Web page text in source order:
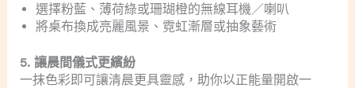
選擇粉藍、薄荷綠或珊瑚橙的無線耳機／喇叭
將桌布換成亮麗風景、霓虹漸層或抽象藝術
5. 讓晨間儀式更繽紛
一抹色彩即可讓清晨更具靈感，助你以正能量開啟一